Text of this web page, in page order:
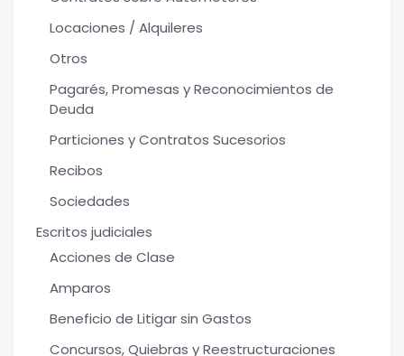
Locaciones / Alquileres
Otros
Pagarés, Promesas y Reconocimientos de
Deuda
Particiones y Contratos Sucesorios
Recibos
Sociedades
Escritos judiciales
Acciones de Clase
Amparos
Beneficio de Litigar sin Gastos
Concursos, Quiebras y Reestructuraciones